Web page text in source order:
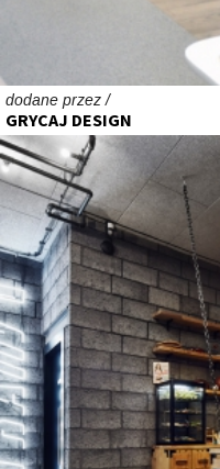
dodane przez /
GRYCAJ DESIGN